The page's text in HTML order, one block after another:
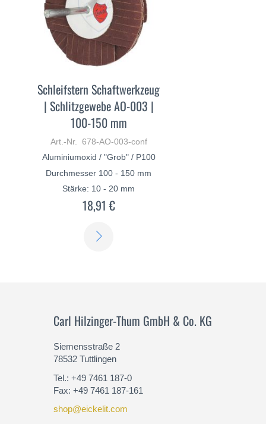
Schleifstern Schaftwerkzeug
| Schlitzgewebe AO-003 |
100-150 mm
Art.-Nr. 678-AO-003-conf
Aluminiumoxid / "Grob" / P100
Durchmesser 100 - 150 mm
Stärke: 10 - 20 mm
18,91 €
Carl Hilzinger-Thum GmbH & Co. KG
Siemensstraße 2
78532 Tuttlingen
Tel.: +49 7461 187-0
Fax: +49 7461 187-161
shop@eickelit.com